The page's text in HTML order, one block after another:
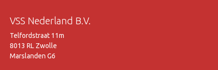
VSS Nederland B.V.
Telfordstraat 11m
8013 RL Zwolle
Marslanden G6